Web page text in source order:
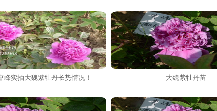
峰实拍大魏紫牡丹长势情况！ 大魏紫牡丹苗